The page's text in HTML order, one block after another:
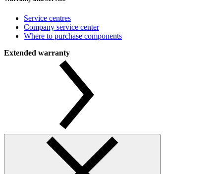
Service centres
Company service center
Where to purchase components
Extended warranty